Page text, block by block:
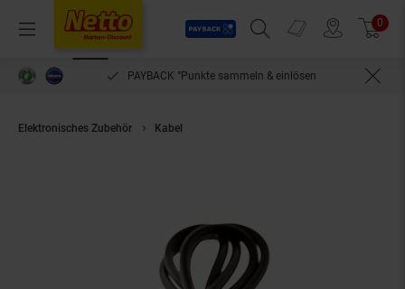
Menü
Payback
Suchfeld einblenden
Prospekte 0
PAYBACK °Punkte sammeln & einlösen
Elektronisches Zubehör Kabel